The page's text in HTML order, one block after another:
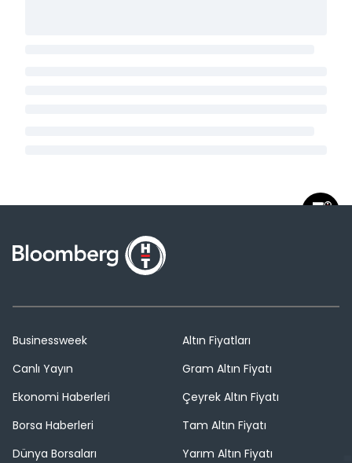
Businessweek
Canlı Yayın
Ekonomi Haberleri
Borsa Haberleri
Dünya Borsaları
Altın Fiyatları
Gram Altın Fiyatı
Çeyrek Altın Fiyatı
Tam Altın Fiyatı
Yarım Altın Fiyatı